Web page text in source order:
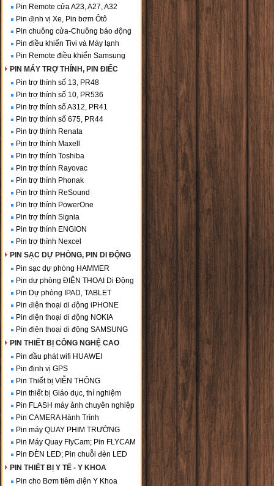
Pin Remote cửa A23, A27, A32
Pin định vị Xe, Pin bơm Ôtô
Pin chuông cửa-Chuông báo động
Pin điều khiển Tivi và Máy lạnh
Pin Remote điều khiển Samsung
PIN MÁY TRỢ THÍNH, PIN ĐIẾC
Pin trợ thính số 13, PR48
Pin trợ thính số 10, PR536
Pin trợ thính số A312, PR41
Pin trợ thính số 675, PR44
Pin trợ thính Renata
Pin trợ thính Maxell
Pin trợ thính Toshiba
Pin trợ thính Rayovac
Pin trợ thính Phonak
Pin trợ thính ReSound
Pin trợ thính PowerOne
Pin trợ thính Signia
Pin trợ thính ENGION
Pin trợ thính Nexcel
PIN SẠC DỰ PHÒNG, PIN DI ĐỘNG
Pin sạc dự phòng HAMMER
Pin dự phòng ĐIỆN THOẠI Di Động
Pin Dự phòng IPAD, TABLET
Pin điện thoại di động iPHONE
Pin điện thoại di động NOKIA
Pin điện thoại di động SAMSUNG
PIN THIẾT BỊ CÔNG NGHỆ CAO
Pin đầu phát wifi HUAWEI
Pin định vị GPS
Pin Thiết bị VIỄN THÔNG
Pin thiết bị Giáo dục, thí nghiệm
Pin FLASH máy ảnh chuyên nghiệp
Pin CAMERA Hành Trình
Pin máy QUAY PHIM TRƯỜNG
Pin Máy Quay FlyCam; Pin FLYCAM
Pin ĐÈN LED; Pin chuỗi đèn LED
PIN THIẾT BỊ Y TẾ - Y KHOA
Pin cho Bơm tiêm điện Y Khoa